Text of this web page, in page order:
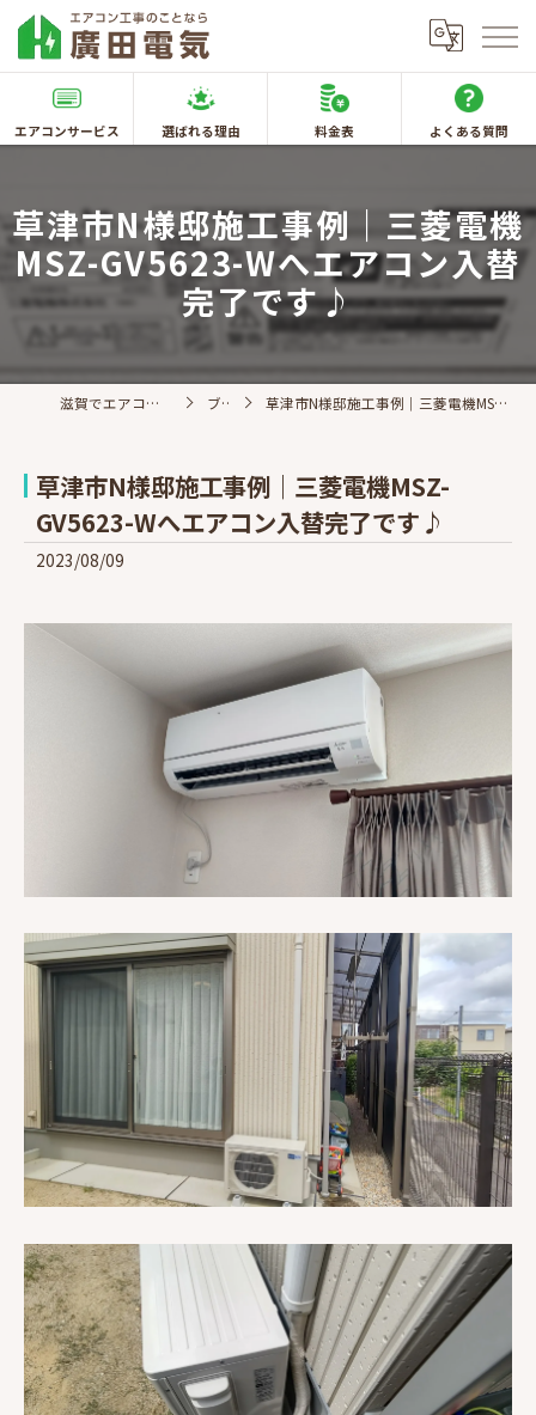
エアコンサービス 選ばれる理由 料金表 よくある質問
草津市N様邸施工事例｜三菱電機
MSZ-GV5623-Wへエアコン入替
完了です♪
滋賀でエアコン取付なら廣田電気 ブログ 草津市N様邸施工事例｜三菱電機MSZ-GV5623-Wへエアコン入替完了です♪
草津市N様邸施工事例｜三菱電機MSZ-
GV5623-Wへエアコン入替完了です♪
2023/08/09